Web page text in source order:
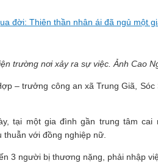
đời: Thiên thần nhân ái đã ngủ một
trường nơi xảy ra sự việc. Ảnh Cao
– trưởng công an xã Trung Giã, Sóc
tại một gia đình gần trung tâm
thuẫn với đồng nghiệp nữ.
3 người bị thương nặng, phải nhập